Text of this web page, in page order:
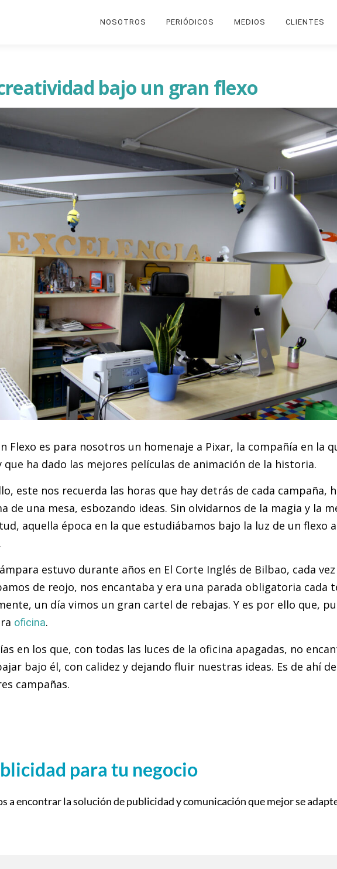
NOSOTROS PERIÓDICOS MEDIOS CLIENTES
bajo un gran flexo
Flexo es para nosotros un homenaje a Pixar, la compañía en la
que ha dado las mejores películas de animación de la historia.
este nos recuerda las horas que hay detrás de cada campaña,
de una mesa, esbozando ideas. Sin olvidarnos de la magia y la
aquella época en la que estudiábamos bajo la luz de un flexo
estuvo durante años en El Corte Inglés de Bilbao, cada
de reojo, nos encantaba y era una parada obligatoria cada
un día vimos un gran cartel de rebajas. Y es por ello que,
oficina.
en los que, con todas las luces de la oficina apagadas, no
bajo él, con calidez y dejando fluir nuestras ideas. Es de ahí
campañas.
para tu negocio
a encontrar la solución de publicidad y comunicación que mejor se